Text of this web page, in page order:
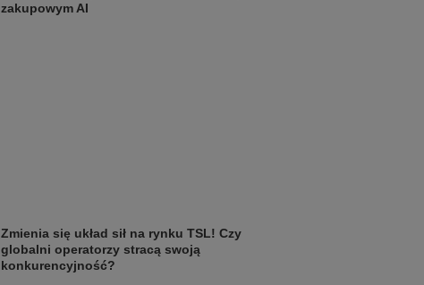
zakupowym AI
Zmienia się układ sił na rynku TSL! Czy
globalni operatorzy stracą swoją
konkurencyjność?